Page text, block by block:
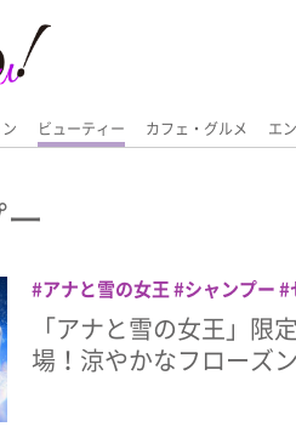
ビューティー カフェ・グルメ エ
アナと雪の女王 シャンプー
トリートメント
ヘアマスク
「アナと雪の女王」限
場！涼やかなフローズ